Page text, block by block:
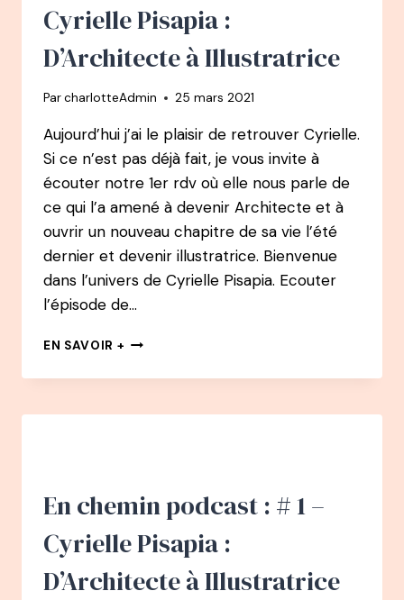
À
ILLUSTRATRICE
Cyrielle Pisapia :
D’Architecte à Illustratrice
ParcharlotteAdmin 25 mars 2021
Aujourd’hui j’ai le plaisir de retrouver Cyrielle.
Si ce n’est pas déjà fait, je vous invite à
écouter notre 1er rdv où elle nous parle de
ce qui l’a amené à devenir Architecte et à
ouvrir un nouveau chapitre de sa vie l’été
dernier et devenir illustratrice. Bienvenue
dans l’univers de Cyrielle Pisapia. Ecouter
l’épisode de…
EN SAVOIR + EN
PODCAST
#
:
À
ILLUSTRATRICE
En chemin podcast : # 1 –
Cyrielle Pisapia :
D’Architecte à Illustratrice